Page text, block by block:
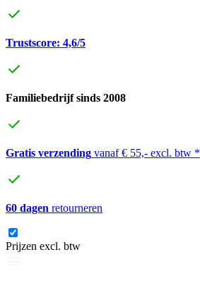
Trustscore: 4,6/5
Familiebedrijf sinds 2008
Gratis verzending vanaf € 55,- excl. btw *
60 dagen retourneren
Prijzen excl. btw